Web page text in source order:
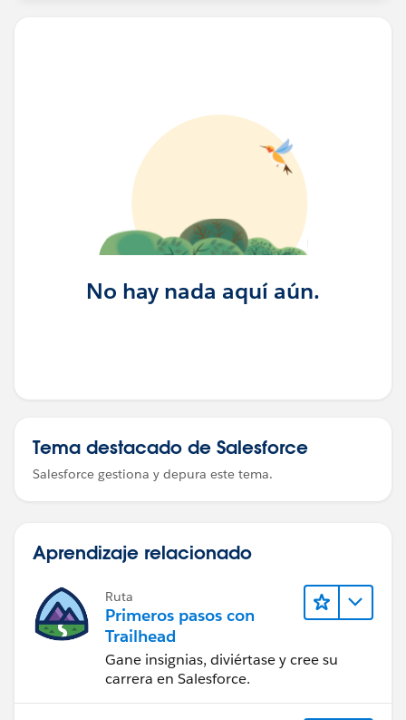
No hay nada aquí aún.
Tema destacado de Salesforce
Salesforce gestiona y depura este tema.
Aprendizaje relacionado
Ruta
Primeros pasos con
Trailhead
Gane insignias, diviértase y cree su
carrera en Salesforce.